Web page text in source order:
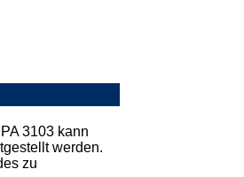
3103 kann
werden.
zu